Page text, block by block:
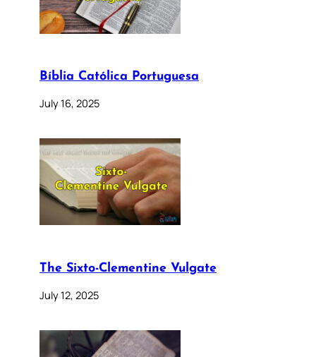
Bíblia Católica Portuguesa
July 16, 2025
The Sixto-Clementine Vulgate
July 12, 2025